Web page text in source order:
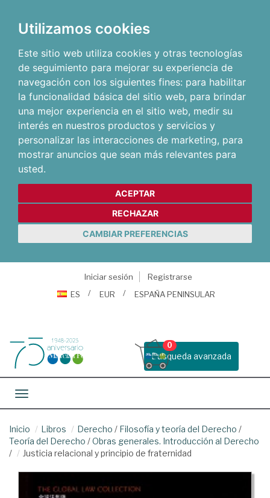
Utilizamos cookies
Este sitio web utiliza cookies y otras tecnologías
de seguimiento para mejorar su experiencia de
navegación con los siguientes fines: para habilitar
la funcionalidad básica del sitio web, para brindar
una mejor experiencia en el sitio web, medir su
interés en nuestros productos y servicios y
personalizar las interacciones de marketing, para
mostrar anuncios que sean más relevantes para
usted.
ACEPTAR
RECHAZAR
CAMBIAR PREFERENCIAS
Iniciar sesión
Registrarse
ES
EUR ESPAÑA PENINSULAR
Busqueda avanzada
0
Toggle navigation
Inicio Libros Derecho / Filosofía y teoría del Derecho /
Teoría del Derecho /Obras generales. Introducción al Derecho
/
Justicia relacional y principio de fraternidad